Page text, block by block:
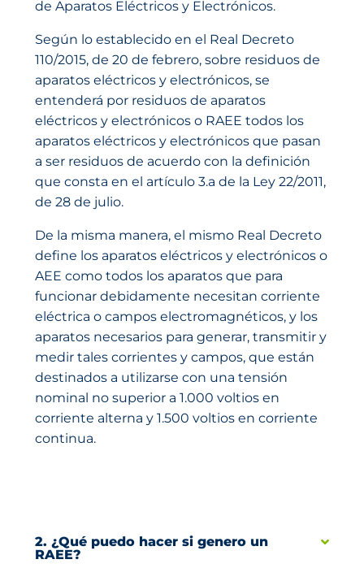
de Aparatos Eléctricos y Electrónicos.
Según lo establecido en el Real Decreto
110/2015, de 20 de febrero, sobre residuos de
aparatos eléctricos y electrónicos, se
entenderá por residuos de aparatos
eléctricos y electrónicos o RAEE todos los
aparatos eléctricos y electrónicos que pasan
a ser residuos de acuerdo con la definición
que consta en el artículo 3.a de la Ley 22/2011,
de 28 de julio.
De la misma manera, el mismo Real Decreto
define los aparatos eléctricos y electrónicos o
AEE como todos los aparatos que para
funcionar debidamente necesitan corriente
eléctrica o campos electromagnéticos, y los
aparatos necesarios para generar, transmitir y
medir tales corrientes y campos, que están
destinados a utilizarse con una tensión
nominal no superior a 1.000 voltios en
corriente alterna y 1.500 voltios en corriente
continua.
2. ¿Qué puedo hacer si genero un
RAEE?